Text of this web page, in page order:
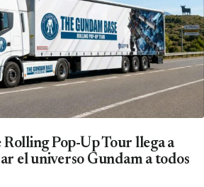
Rolling Pop-Up Tour llega a
el universo Gundam a todos